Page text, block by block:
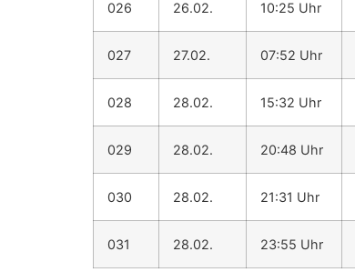
026 26.02. 10:25 Uhr
027 27.02. 07:52 Uhr
028 28.02. 15:32 Uhr
029 28.02. 20:48 Uhr
030 28.02. 21:31 Uhr
031 28.02. 23:55 Uhr